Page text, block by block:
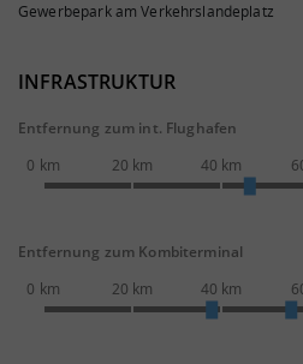
Gewerbepark am Verkehrslandeplatz
INFRASTRUKTUR
Entfernung zum int. Flughafen
0 km
20 km 40 km
Entfernung zum Kombiterminal
0 km
20 km 40 km